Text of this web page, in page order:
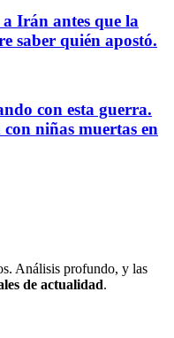
Irán antes que la
saber quién apostó.
con esta guerra.
niñas muertas en
Análisis profundo, y las
de actualidad.